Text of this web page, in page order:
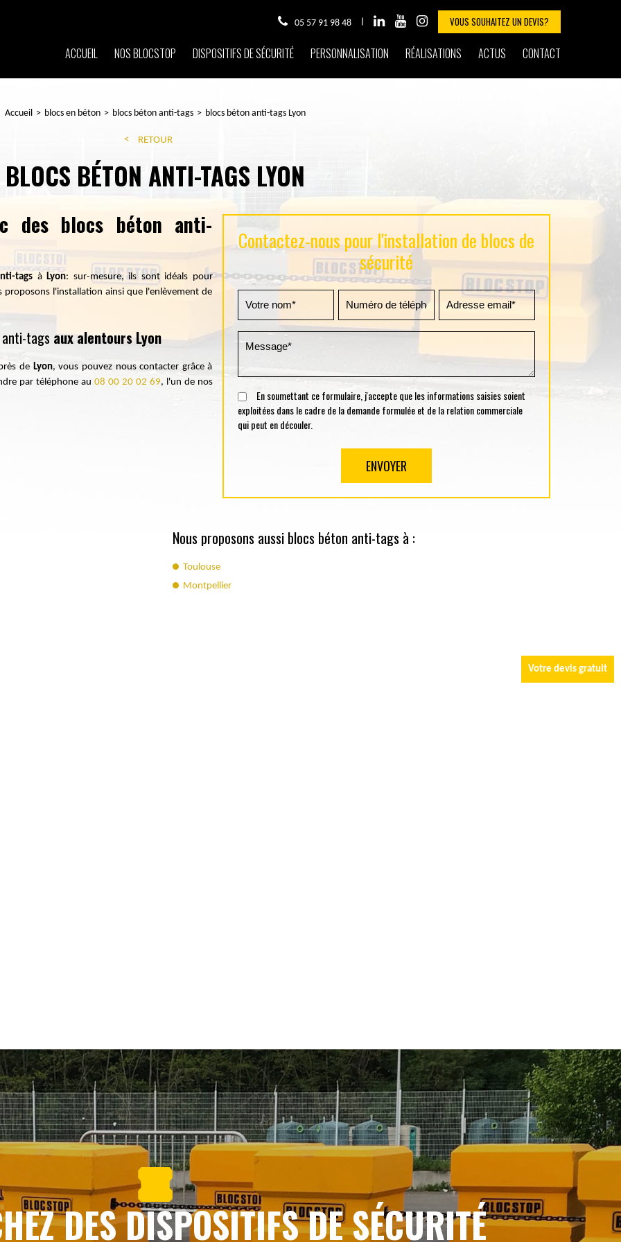
05 57 91 98 48 VOUS SOUHAITEZ UN DEVIS?
ACCUEIL NOS BLOCSTOP DISPOSITIFS DE SÉCURITÉ PERSONNALISATION RÉALISATIONS ACTUS CONTACT
Accueil blocs en béton blocs béton anti-tags blocs béton anti-tags Lyon
RETOUR
BLOCS BÉTON ANTI-TAGS LYON
des blocs béton anti-
tags àLyon: sur-mesure, ils sont idéals pour
l'installation ainsi que l'enlèvement de
tags aux alentours Lyon
de Lyon, vous pouvez nous contacter grâce à
par téléphone au 08 00 20 02 69, l'un de nos
Contactez-nous pour l'installation de blocs de
sécurité
En soumettant ce formulaire, j'accepte que les informations saisies soient
exploitées dans le cadre de la demande formulée et de la relation commerciale
qui peut en découler.
Nous proposons aussi blocs béton anti-tags à :
Toulouse
Montpellier
Votre devis gratuit
DES DISPOSITIFS DE SÉCURITÉ